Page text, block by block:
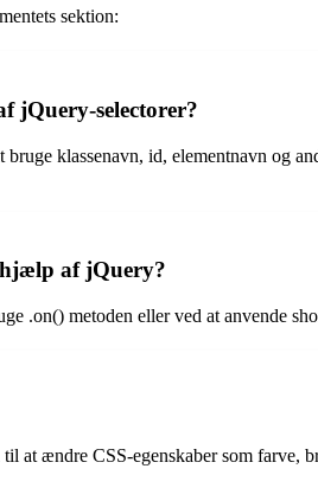
sektion:
jQuery-selectorer?
klassenavn, id, elementnavn og
hjælp af jQuery?
.on() metoden eller ved at anvende
ændre CSS-egenskaber som farve,